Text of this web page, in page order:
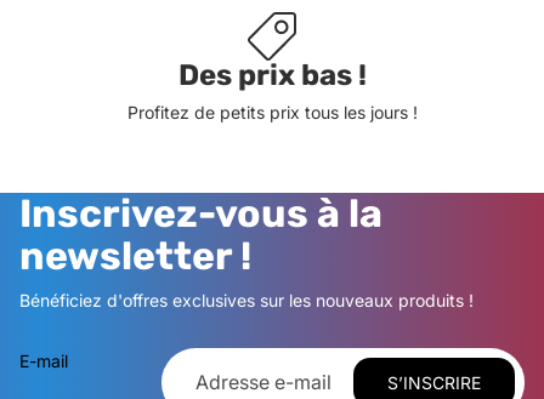
Des prix bas !
Profitez de petits prix tous les jours !
Inscrivez-vous à la
newsletter !
Bénéficiez d'offres exclusives sur les nouveaux produits !
E-mail
S’INSCRIRE